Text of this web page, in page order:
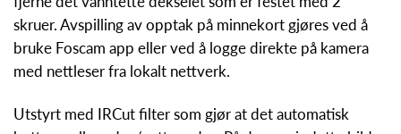
skruer. Avspilling av opptak på minnekort gjøres ved å
bruke Foscam app eller ved å logge direkte på kamera
med nettleser fra lokalt nettverk.
Utstyrt med IRCut filter som gjør at det automatisk